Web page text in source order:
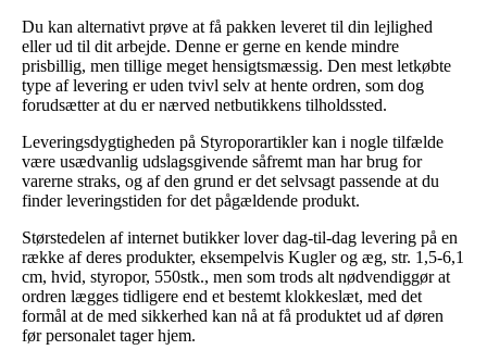
Du kan alternativt prøve at få pakken leveret til din lejlighed
eller ud til dit arbejde. Denne er gerne en kende mindre
prisbillig, men tillige meget hensigtsmæssig. Den mest letkøbte
type af levering er uden tvivl selv at hente ordren, som dog
forudsætter at du er nærved netbutikkens tilholdssted.
Leveringsdygtigheden på Styroporartikler kan i nogle tilfælde
være usædvanlig udslagsgivende såfremt man har brug for
varerne straks, og af den grund er det selvsagt passende at du
finder leveringstiden for det pågældende produkt.
Størstedelen af internet butikker lover dag-til-dag levering på en
række af deres produkter, eksempelvis Kugler og æg, str. 1,5-6,1
cm, hvid, styropor, 550stk., men som trods alt nødvendiggør at
ordren lægges tidligere end et bestemt klokkeslæt, med det
formål at de med sikkerhed kan nå at få produktet ud af døren
før personalet tager hjem.